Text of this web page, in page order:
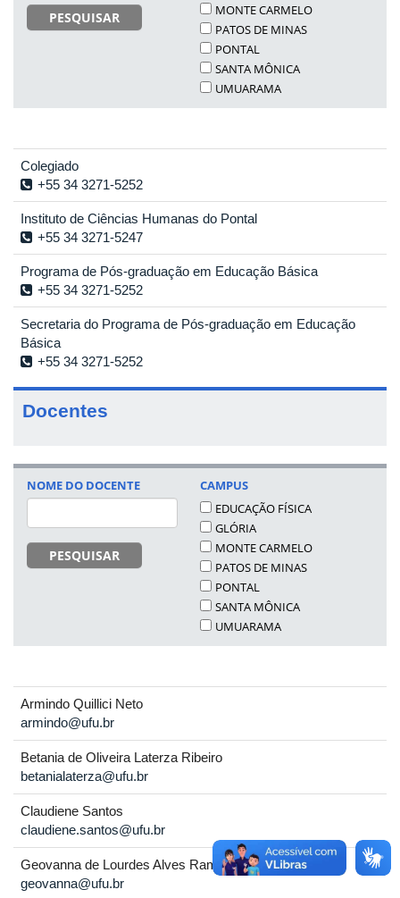
PESQUISAR
MONTE CARMELO
PATOS DE MINAS
PONTAL
SANTA MÔNICA
UMUARAMA
Colegiado
+55 34 3271-5252
Instituto de Ciências Humanas do Pontal
+55 34 3271-5247
Programa de Pós-graduação em Educação Básica
+55 34 3271-5252
Secretaria do Programa de Pós-graduação em Educação
Básica
+55 34 3271-5252
Docentes
NOME DO DOCENTE
PESQUISAR
CAMPUS
EDUCAÇÃO FÍSICA
GLÓRIA
MONTE CARMELO
PATOS DE MINAS
PONTAL
SANTA MÔNICA
UMUARAMA
Armindo Quillici Neto
armindo@ufu.br
Betania de Oliveira Laterza Ribeiro
betanialaterza@ufu.br
Claudiene Santos
claudiene.santos@ufu.br
Geovanna de Lourdes Alves Ramos
geovanna@ufu.br